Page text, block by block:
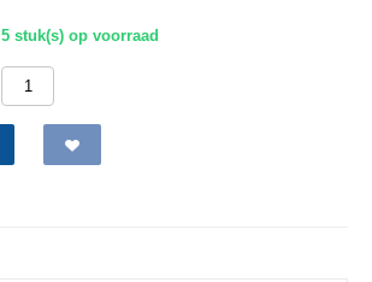
5 stuk(s) op voorraad